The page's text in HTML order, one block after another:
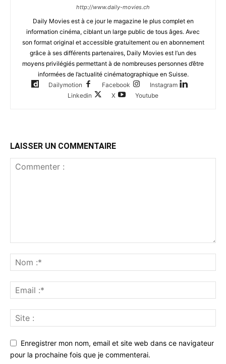
http://www.daily-movies.ch
Daily Movies est à ce jour le magazine le plus complet en
information cinéma, ciblant un large public de tous âges. Avec
son format original et accessible gratuitement ou en abonnement
grâce à ses différents partenaires, Daily Movies est l’un des
moyens privilégiés permettant à de nombreuses personnes d’être
informées de l’actualité cinématographique en Suisse.
Dailymotion
Facebook
Instagram
Linkedin
X Youtube
LAISSER UN COMMENTAIRE
Enregistrer mon nom, email et site web dans ce navigateur
pour la prochaine fois que je commenterai.